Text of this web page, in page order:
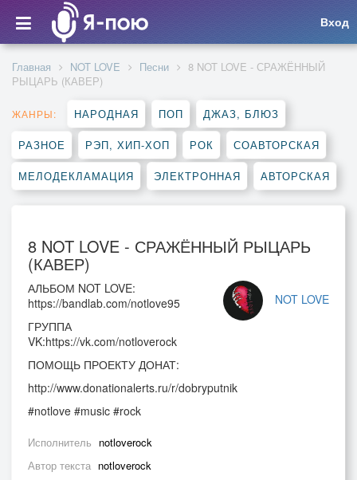
Вход
Главная NOT LOVE Песни
8 NOT LOVE - СРАЖЁННЫЙ
РЫЦАРЬ (КАВЕР)
ЖАНРЫ: НАРОДНАЯ ПОП ДЖАЗ, БЛЮЗ
РАЗНОЕ РЭП, ХИП-ХОП РОК СОАВТОРСКАЯ
МЕЛОДЕКЛАМАЦИЯ ЭЛЕКТРОННАЯ АВТОРСКАЯ
8 NOT LOVE - СРАЖЁННЫЙ РЫЦАРЬ
(КАВЕР)
NOT LOVE
АЛЬБОМ NOT LOVE:
https://bandlab.com/notlove95
ГРУППА
VK:https://vk.com/notloverock
ПОМОЩЬ ПРОЕКТУ ДОНАТ:
http://www.donationalerts.ru/r/dobryputnik
#notlove #music #rock
Исполнитель notloverock
Автор текста notloverock